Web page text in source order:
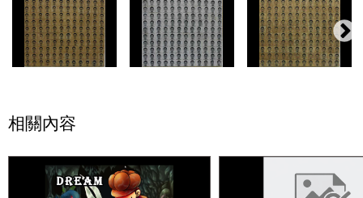
相關內容